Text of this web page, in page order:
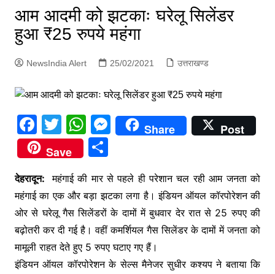
आम आदमी को झटकाः घरेलू सिलेंडर
हुआ ₹25 रुपये महंगा
NewsIndia Alert 25/02/2021 उत्तराखण्ड
F
a
c
e
b
o
o
k
T
w
itt
er
W
h
at
s
A
p
p
M
e
s
e
n
g
er
Share
Post
Save
S
ar
e
देहरादून: महंगाई की मार से पहले ही परेशान चल रही आम जनता को
महंगाई का एक और बड़ा झटका लगा है। इंडियन ऑयल कॉरपोरेशन की
ओर से घरेलू गैस सिलेंडरों के दामों में बुधवार देर रात से 25 रुपए की
बढ़ोतरी कर दी गई है। वहीं कमर्शियल गैस सिलेंडर के दामों में जनता को
मामूली राहत देते हुए 5 रुपए घटाए गए हैं।
इंडियन ऑयल कॉरपोरेशन के सेल्स मैनेजर सुधीर कश्यप ने बताया कि